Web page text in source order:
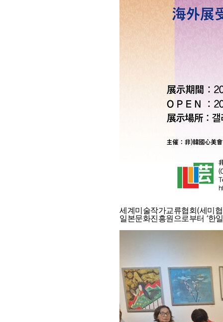
세계미술작가교류협회(세미
일본문화진흥원으로부터 ‘한